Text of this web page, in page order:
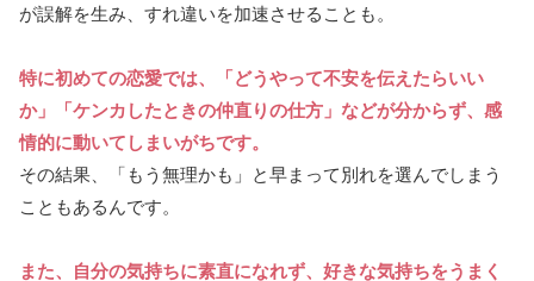
が誤解を生み、すれ違いを加速させることも。
特に初めての恋愛では、「どうやって不安を伝えたらいい
か」「ケンカしたときの仲直りの仕方」などが分からず、感
情的に動いてしまいがちです。
その結果、「もう無理かも」と早まって別れを選んでしまう
こともあるんです。
また、自分の気持ちに素直になれず、好きな気持ちをうまく